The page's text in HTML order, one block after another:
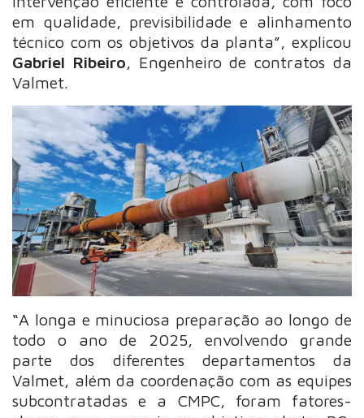
em qualidade, previsibilidade e alinhamento
técnico com os objetivos da planta”, explicou
Gabriel Ribeiro, Engenheiro de contratos da
Valmet.
“A longa e minuciosa preparação ao longo de
todo o ano de 2025, envolvendo grande
parte dos diferentes departamentos da
Valmet, além da coordenação com as equipes
subcontratadas e a CMPC, foram fatores-